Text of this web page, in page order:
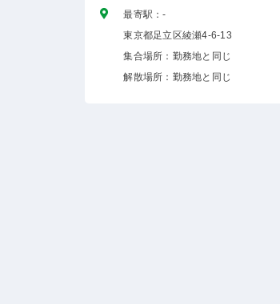
最寄駅：-
東京都足立区綾瀬4-6-13
集合場所：勤務地と同じ
解散場所：勤務地と同じ